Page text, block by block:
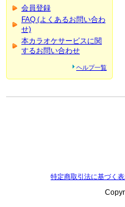
会員登録
FAQ (よくあるお問い合わ
せ)
本カラオケサービスに関
するお問い合わせ
ヘルプ一覧
特定商取引法に基づく